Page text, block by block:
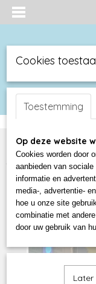
Inloggen Registreren
Home >Duck Shop>
Bath
Cookies
Toestemming
Op deze website
Cookies worden door
aanbieden van
informatie en
media-, advertentie-
hoe u onze site
combinatie met
door uw gebruik van